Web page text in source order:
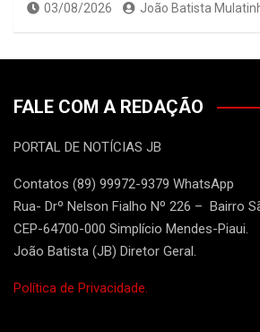
03/08/2026 João Batista
FALE COM A REDAÇÃO
PORTAL DE NOTÍCIAS JB
Contatos (89) 99972-9379 WhatsApp
Rua- Drº Nelson Fialho Nº 226 – Bairro
CEP-64700-000 Simplício Mendes-Piaui.
João Batista (JB) Diretor Geral.
Política de Privacidade.